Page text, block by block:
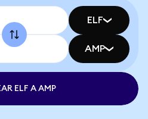
ELF
AMP
ELF A AMP